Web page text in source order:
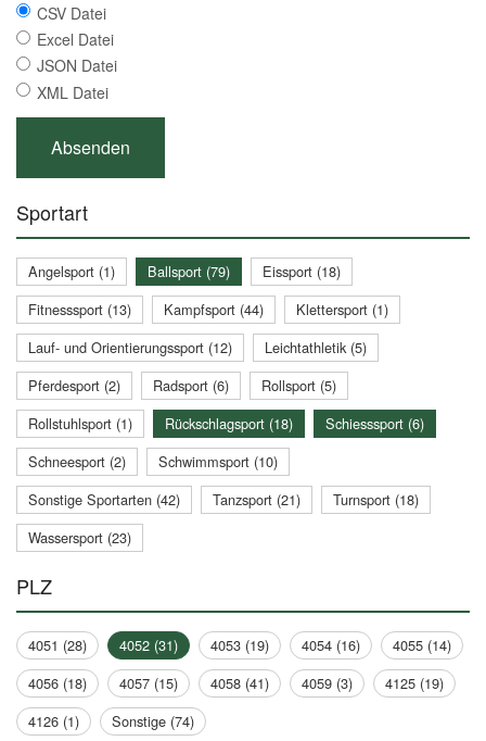
CSV Datei
Excel Datei
JSON Datei
XML Datei
Sportart
Angelsport (1) Ballsport (79)
Eissport (18)
Fitnesssport (13)
Kampfsport (44)
Klettersport (1)
Lauf- und Orientierungssport (12)
Leichtathletik (5)
Pferdesport (2)
Radsport (6)
Rollsport (5)
Rollstuhlsport (1)
Rückschlagsport (18)
Schiesssport (6)
Schneesport (2)
Schwimmsport (10)
Sonstige Sportarten (42)
Tanzsport (21)
Turnsport (18)
Wassersport (23)
PLZ
4051 (28) 4052 (31) 4053 (19) 4054 (16)
4055 (14)
4056 (18)
4057 (15) 4058 (41) 4059 (3)
4125 (19)
4126 (1)
Sonstige (74)